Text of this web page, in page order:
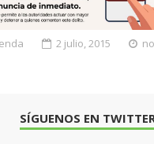
2 julio, 2015
SÍGUENOS EN